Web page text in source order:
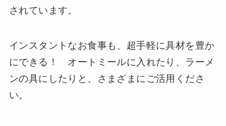
されています。
インスタントなお食事も、超手軽に具材を豊か
にできる！ オートミールに入れたり、ラーメ
ンの具にしたりと、さまざまにご活用くださ
い。